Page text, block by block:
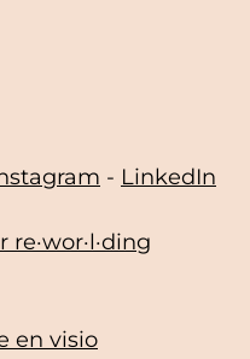
- LinkedIn
en visio